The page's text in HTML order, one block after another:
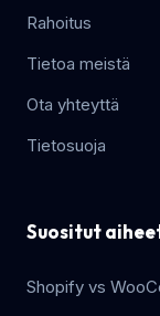
Rahoitus
Tietoa meistä
Ota yhteyttä
Tietosuoja
Suositut
Shopify vs